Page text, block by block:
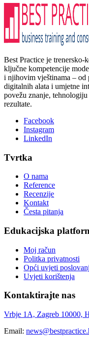
Best Practice je trenersko-
ključne kompetencije
i njihovim vještinama – od
digitalnih alata i umjetne
povežu znanje,
rezultate.
Facebook
Instagram
LinkedIn
Tvrtka
O nama
Reference
Recenzije
Kontakt
Česta pitanja
Edukacijska
Moj račun
Politka privatnosti
Opći uvjeti
Uvjeti korištenja
Kontaktirajte nas
Vrbje 1A, Zagreb 10000,
Email: